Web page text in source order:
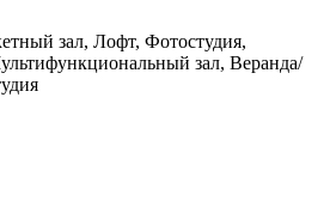
зал, Лофт, Фотостудия,
зал, Веранда/